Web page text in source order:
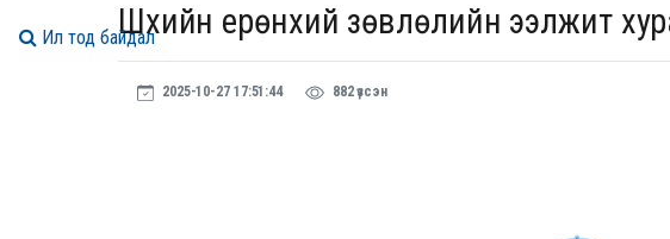
Шүүхийн ерөнхий зөвлөлийн ээлжит
2025-10-27 17:51:44 882 үзсэн
Ил тод байдал